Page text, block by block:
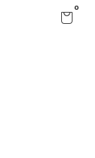
0